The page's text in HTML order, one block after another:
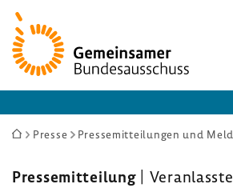
Zur
Startseite
Sie
hier:
Presse Pressemitteilungen und
Pres­se­mit­tei­lung |